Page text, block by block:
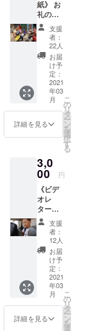
ングを教え
生活してい
ると、偶然
が重なりペ
ルー国内で
「最後の観
光客」と話
題に。
「彼に遺跡
を見せてあ
ルー政府に
史上初めて
世界遺産マ
チュピチュ
を独占。
「最初の観
光客」とし
BBC,CNN,N
ewYorkTime
sなど世界各
お礼
メール
を送ら
せてい
ただき
ます！
紙》 お
礼の気
持ちを
綴った
お手紙
を書か
せてい
ただき
ます！
世界一
周中の
写真も
ランダ
ムで一
枚つい
す！※郵
送費は
こちら
が負担
致しま
す
支援
者：
22人
お届
け予
定：
2021
年03
月
詳細を見る
こ
の
リ
タ
ー
ン
を
選
択
す
る
3,0
00 円
《ビデ
オレ
ター》
感謝の
気持ち
を動画
に込め
て送り
ます！
YouTub
e投稿の
経験を
活か
し、編
集にも
支援
者：
12人
お届
け予
定：
2021
年03
月
詳細を見る
こ
の
リ
タ
ー
ン
を
選